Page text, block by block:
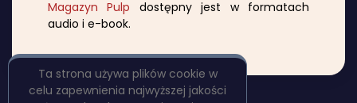
Magazyn Pulp dostępny jest w formatach
audio i e-book.
Ta strona używa plików cookie w
celu zapewnienia najwyższej jakości